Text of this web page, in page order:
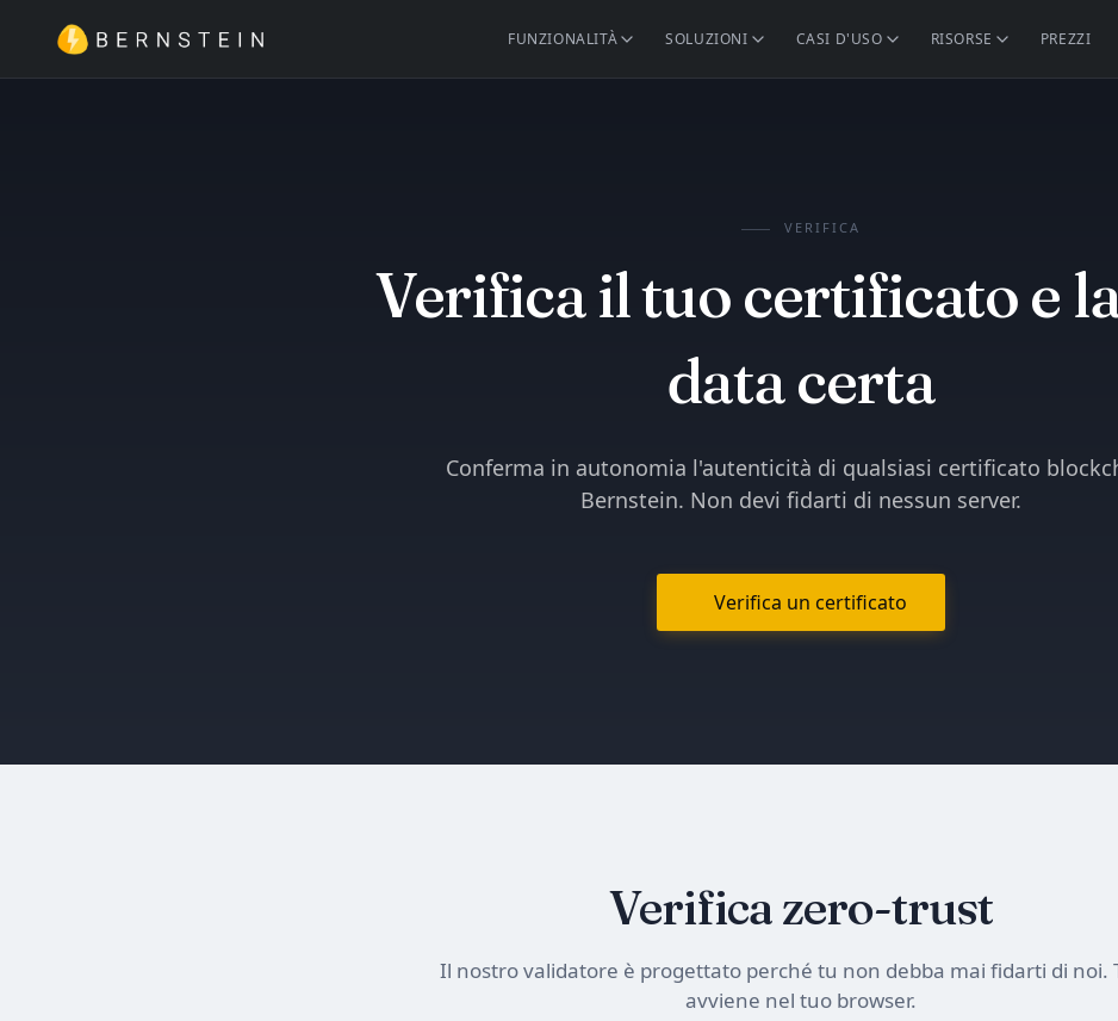
FUNZIONALITÀ SOLUZIONI CASI D'USO RISORSE PREZZI
VERIFICA
Verifica il tuo certificato e
data certa
Conferma in autonomia l'autenticità di qualsiasi certificato
Bernstein. Non devi fidarti di nessun server.
Verifica un certificato
Verifica zero-trust
Il nostro validatore è progettato perché tu non debba mai fidarti di noi.
avviene nel tuo browser.